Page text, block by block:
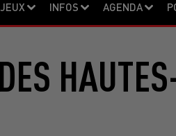
JEUX INFOS AGENDA